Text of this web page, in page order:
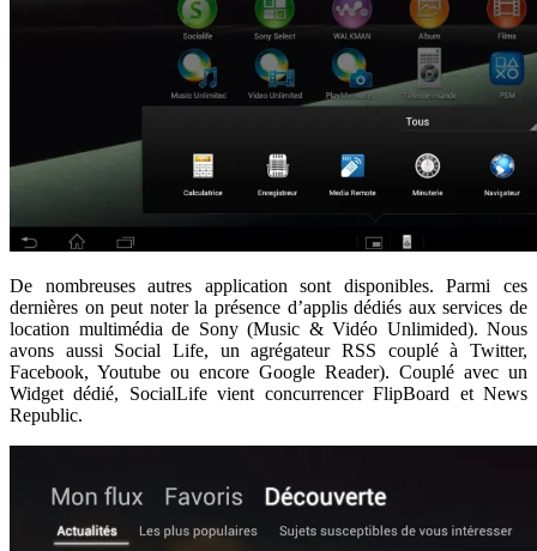
De nombreuses autres application sont disponibles. Parmi ces
dernières on peut noter la présence d’applis dédiés aux services de
location multimédia de Sony (Music & Vidéo Unlimided). Nous
avons aussi Social Life, un agrégateur RSS couplé à Twitter,
Facebook, Youtube ou encore Google Reader). Couplé avec un
Widget dédié, SocialLife vient concurrencer FlipBoard et News
Republic.